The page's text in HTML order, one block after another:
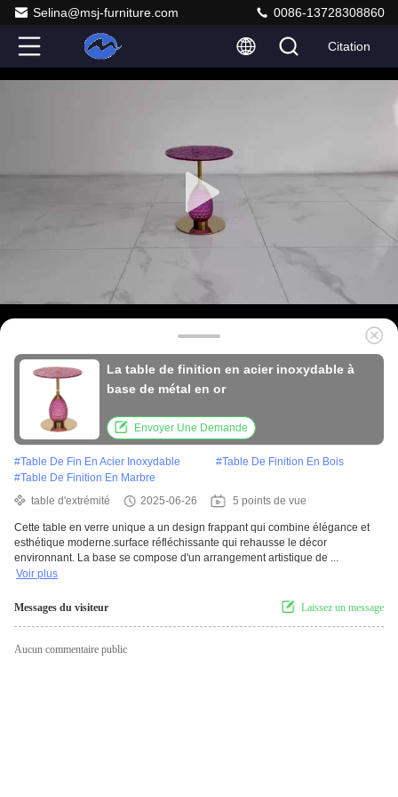
Selina@msj-furniture.com 0086-13728308860
Citation
La table de finition en acier inoxydable à
base de métal en or
Envoyer Une Demande
#Table De Fin En Acier Inoxydable #Table De Finition En Bois
#Table De Finition En Marbre
table d'extrémité
2025-06-26 5 points de vue
Cette table en verre unique a un design frappant qui combine élégance et
esthétique moderne.surface réfléchissante qui rehausse le décor
environnant. La base se compose d'un arrangement artistique de ...
Voir plus
Messages du visiteur Laissez un message
Aucun commentaire public